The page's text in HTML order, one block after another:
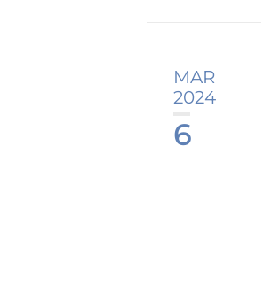
MAR
2024
6